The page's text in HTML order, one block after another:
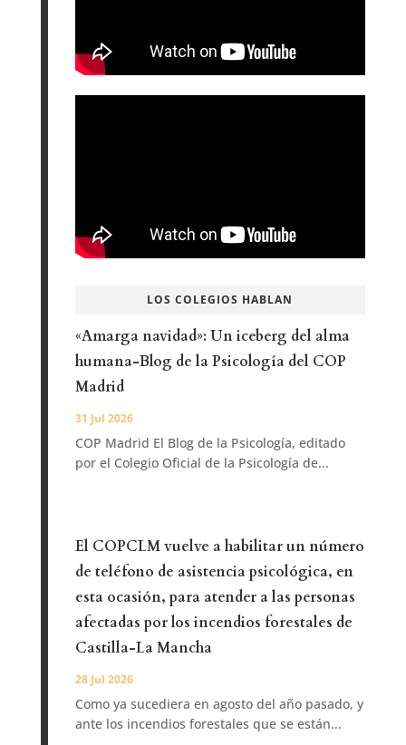
LOS COLEGIOS HABLAN
«Amarga navidad»: Un iceberg del alma
humana-Blog de la Psicología del COP
Madrid
31 Jul 2026
COP Madrid El Blog de la Psicología, editado
por el Colegio Oficial de la Psicología de...
El COPCLM vuelve a habilitar un número
de teléfono de asistencia psicológica, en
esta ocasión, para atender a las personas
afectadas por los incendios forestales de
Castilla-La Mancha
28 Jul 2026
Como ya sucediera en agosto del año pasado, y
ante los incendios forestales que se están...